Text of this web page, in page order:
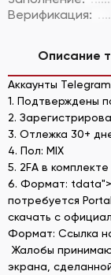
Верификация:
Описание
Аккаунты
1. Подтверждены
2.
3. Отлежка 30+
4. Пол: MIX
5. 2FA в комплекте
6. Формат:
потребуется
скачать с
Формат: Ссылка
Жалобы
экрана,